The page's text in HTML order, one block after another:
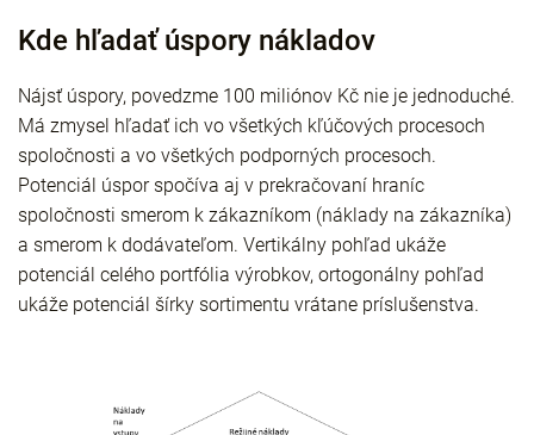
Kde hľadať úspory nákladov
Nájsť úspory, povedzme 100 miliónov Kč nie je jednoduché.
Má zmysel hľadať ich vo všetkých kľúčových procesoch
spoločnosti a vo všetkých podporných procesoch.
Potenciál úspor spočíva aj v prekračovaní hraníc
spoločnosti smerom k zákazníkom (náklady na zákazníka)
a smerom k dodávateľom. Vertikálny pohľad ukáže
potenciál celého portfólia výrobkov, ortogonálny pohľad
ukáže potenciál šírky sortimentu vrátane príslušenstva.